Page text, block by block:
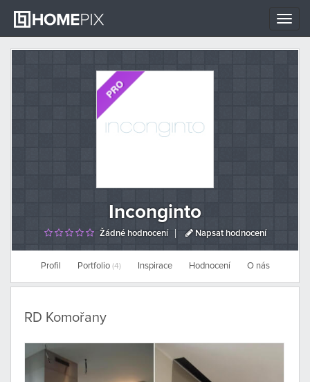
Toggle
Inconginto
Žádné hodnocení Napsat hodnocení
Profil Portfolio (4) Inspirace Hodnocení O nás
RD Komořany